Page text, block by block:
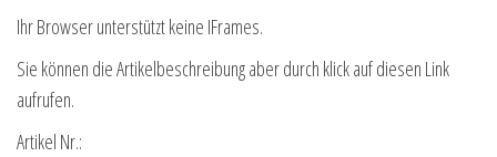
Ihr Browser unterstützt keine IFrames.
Sie können die Artikelbeschreibung aber durch klick auf diesen Link
aufrufen.
Artikel Nr.: